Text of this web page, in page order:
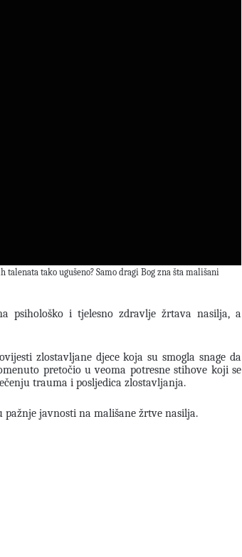
tako ugušeno? Samo dragi Bog zna šta mališani
psihološko i tjelesno zdravlje žrtava nasilja, a
zlostavljane djece koja su smogla snage da
pretočio u veoma potresne stihove koji se
trauma i posljedica zlostavljanja.
javnosti na mališane žrtve nasilja.